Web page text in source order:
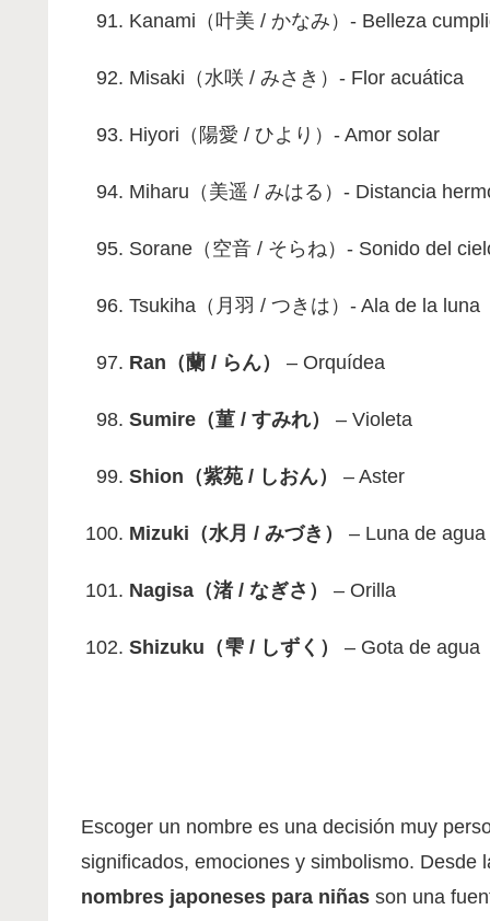
Kanami（叶美 / かなみ）- Belleza
Misaki（水咲 / みさき）- Flor acuática
Hiyori（陽愛 / ひより）- Amor solar
Miharu（美遥 / みはる）- Distancia
Sorane（空音 / そらね）- Sonido del
Tsukiha（月羽 / つきは）- Ala de la luna
Ran（蘭 / らん） – Orquídea
Sumire（菫 / すみれ） – Violeta
Shion（紫苑 / しおん） – Aster
Mizuki（水月 / みづき） – Luna de agua
Nagisa（渚 / なぎさ） – Orilla
Shizuku（雫 / しずく） – Gota de agua
Escoger un nombre es una decisión muy
significados, emociones y simbolismo.
nombres japoneses para niñas son una